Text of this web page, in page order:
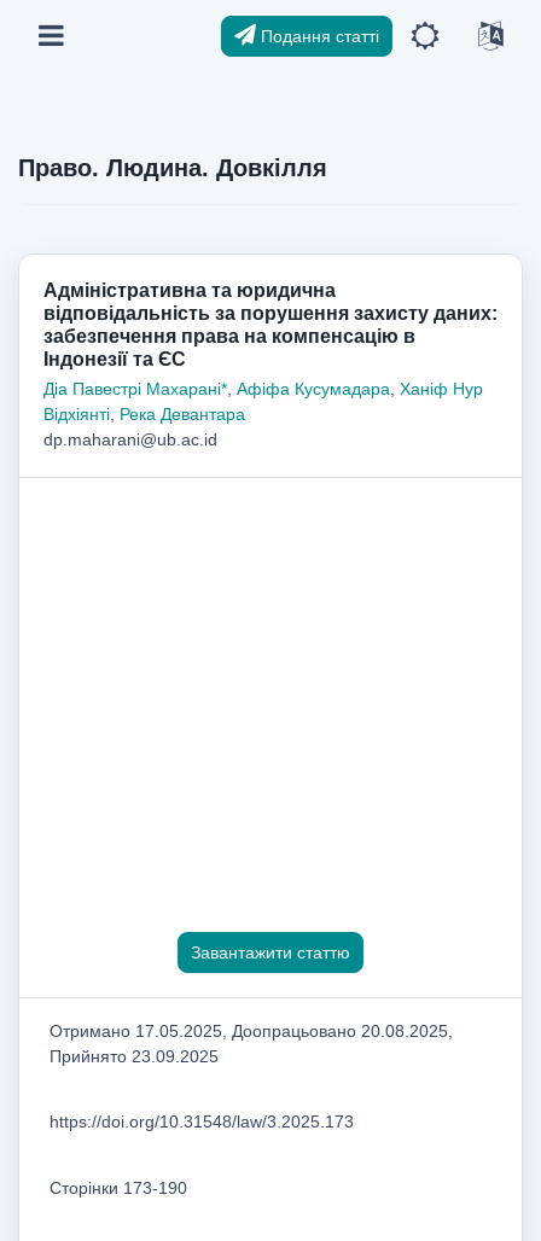
Подання статті
Право. Людина. Довкілля
Адміністративна та юридична
відповідальність за порушення захисту даних:
забезпечення права на компенсацію в
Індонезії та ЄС
Діа Павестрі Махарані* Афіфа Кусумадара Ханіф Нур
Відхіянті Река Девантара
dp.maharani@ub.ac.id
Завантажити статтю
Отримано 17.05.2025, Доопрацьовано 20.08.2025,
Прийнято 23.09.2025
https://doi.org/10.31548/law/3.2025.173
Сторінки 173-190